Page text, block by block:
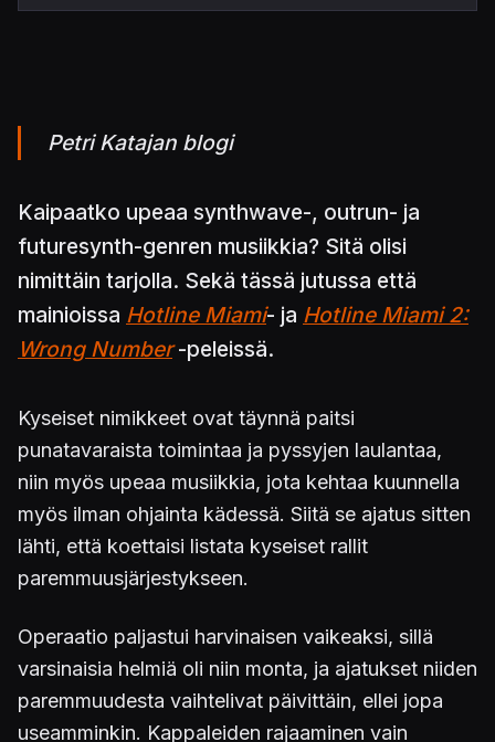
Petri Katajan blogi
Kaipaatko upeaa synthwave-, outrun- ja
futuresynth-genren musiikkia? Sitä olisi
nimittäin tarjolla. Sekä tässä jutussa että
mainioissa Hotline Miami- ja Hotline Miami 2:
Wrong Number-peleissä.
Kyseiset nimikkeet ovat täynnä paitsi
punatavaraista toimintaa ja pyssyjen laulantaa,
niin myös upeaa musiikkia, jota kehtaa kuunnella
myös ilman ohjainta kädessä. Siitä se ajatus sitten
lähti, että koettaisi listata kyseiset rallit
paremmuusjärjestykseen.
Operaatio paljastui harvinaisen vaikeaksi, sillä
varsinaisia helmiä oli niin monta, ja ajatukset niiden
paremmuudesta vaihtelivat päivittäin, ellei jopa
useamminkin. Kappaleiden rajaaminen vain